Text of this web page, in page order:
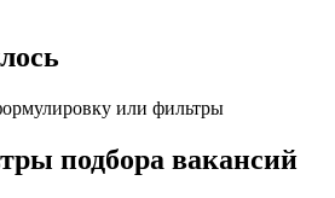
или фильтры
подбора вакансий